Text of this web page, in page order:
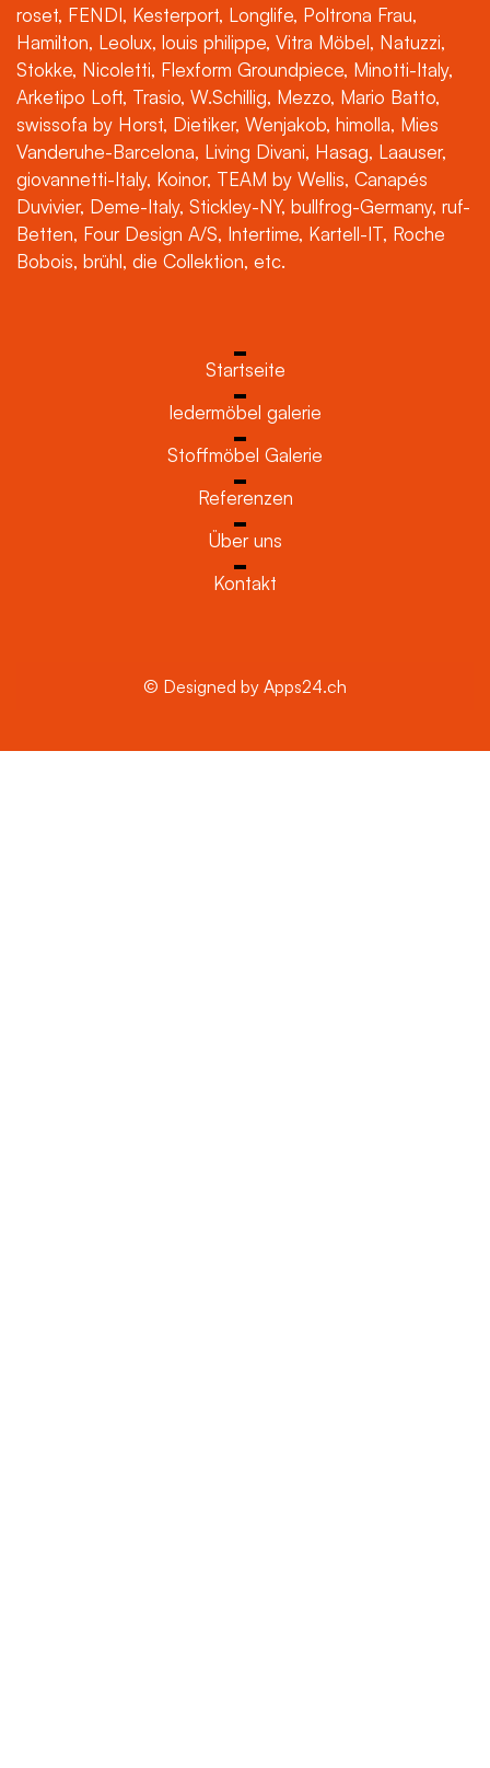
roset, FENDI, Kesterport, Longlife, Poltrona Frau,
Hamilton, Leolux, louis philippe, Vitra Möbel, Natuzzi,
Stokke, Nicoletti, Flexform Groundpiece, Minotti-Italy,
Arketipo Loft, Trasio, W.Schillig, Mezzo, Mario Batto,
swissofa by Horst, Dietiker, Wenjakob, himolla, Mies
Vanderuhe-Barcelona, Living Divani, Hasag, Laauser,
giovannetti-Italy, Koinor, TEAM by Wellis, Canapés
Duvivier, Deme-Italy, Stickley-NY, bullfrog-Germany, ruf-
Betten, Four Design A/S, Intertime, Kartell-IT, Roche
Bobois, brühl, die Collektion, etc.
Startseite
ledermöbel galerie
Stoffmöbel Galerie
Referenzen
Über uns
Kontakt
© Designed by Apps24.ch